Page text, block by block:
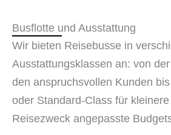
Busflotte und Ausstattung
Wir bieten Reisebusse in
Ausstattungsklassen an: von
den anspruchsvollen Kunden
oder Standard-Class für
Reisezweck angepasste